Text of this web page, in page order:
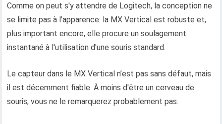
Comme on peut s'y attendre de Logitech, la conception ne
se limite pas à l'apparence: la MX Vertical est robuste et,
plus important encore, elle procure un soulagement
instantané à l'utilisation d'une souris standard.
Le capteur dans le MX Vertical n’est pas sans défaut, mais
il est décemment fiable. À moins d'être un cerveau de
souris, vous ne le remarquerez probablement pas.